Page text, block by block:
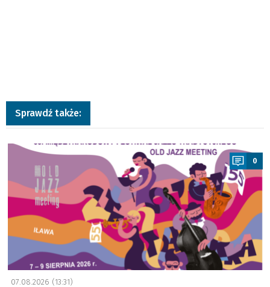
Sprawdź także:
a
0
07.08.2026 (13:31)